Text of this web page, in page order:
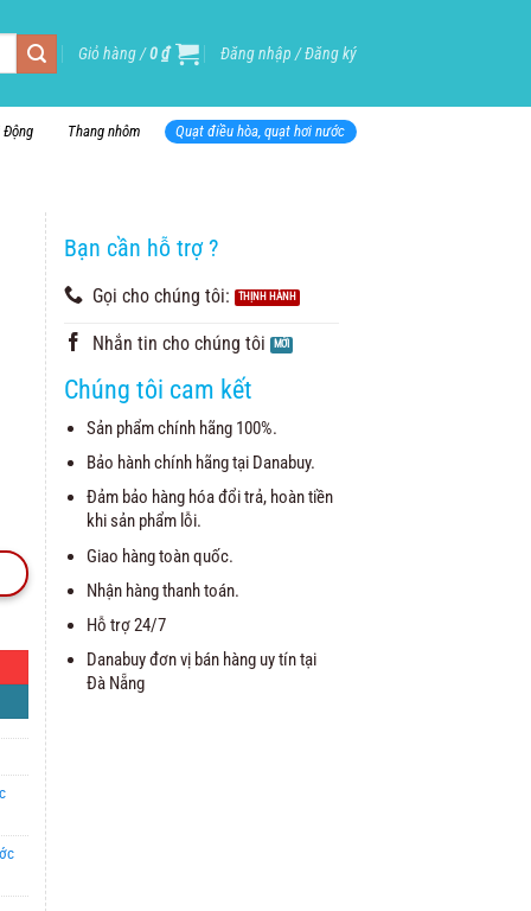
Giỏ hàng /0₫ Đăng nhập / Đăng ký
Động Thang nhôm Quạt điều hòa, quạt hơi nước
Bạn cần hỗ trợ ?
Gọi cho chúng tôi:
Nhắn tin cho chúng tôi
Chúng tôi cam kết
Sản phẩm chính hãng 100%.
Bảo hành chính hãng tại Danabuy.
Đảm bảo hàng hóa đổi trả, hoàn tiền
khi sản phẩm lỗi.
Giao hàng toàn quốc.
Nhận hàng thanh toán.
Hỗ trợ 24/7
Danabuy đơn vị bán hàng uy tín tại
Đà Nẵng